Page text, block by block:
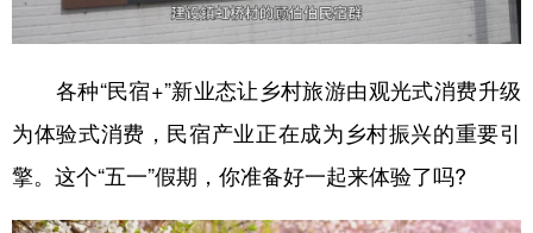
各种“民宿+”新业态让乡村旅游由观光式消费升级
为体验式消费，民宿产业正在成为乡村振兴的重要引
擎。这个“五一”假期，你准备好一起来体验了吗?